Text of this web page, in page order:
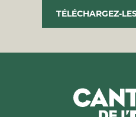
TÉLÉCHARGEZ-